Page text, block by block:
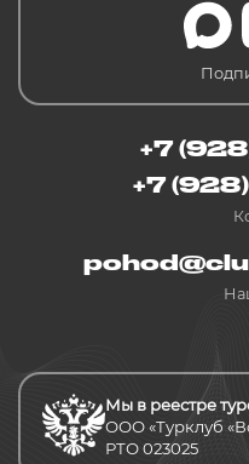
+7
+7
Мы в реестре
ООО «Турклуб
РТО 023025